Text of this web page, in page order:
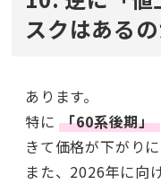
スクはある
あります。
特に「60系後期」
きて価格が下がり
また、2026年に向